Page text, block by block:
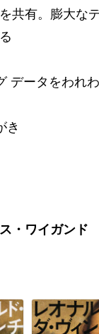
共有。膨大な
データをわれ
き
・ワイガンド